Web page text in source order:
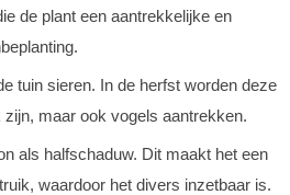
de plant een aantrekkelijke en
tuin sieren. In de herfst worden deze
maar ook vogels aantrekken.
als halfschaduw. Dit maakt het een
waardoor het divers inzetbaar is.